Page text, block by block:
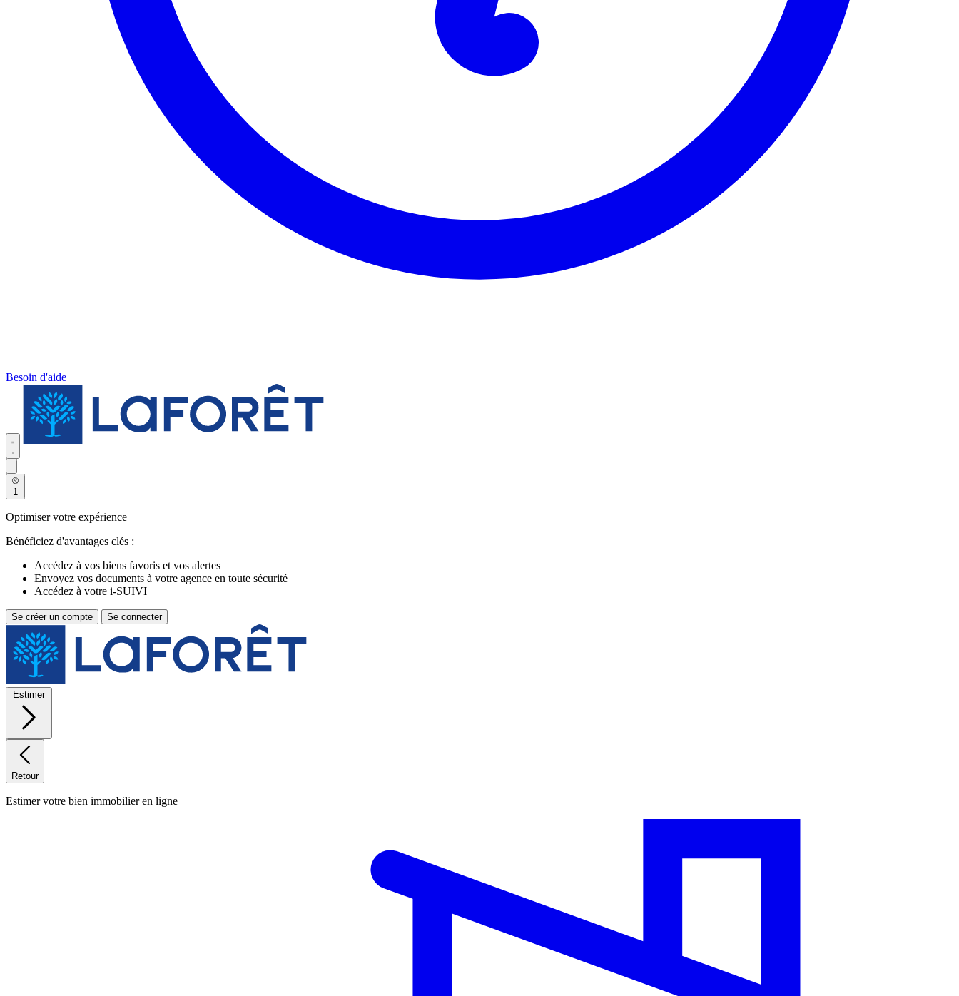
Besoin d'aide
1
Optimiser votre expérience
Bénéficiez d'avantages clés :
Accédez à vos biens favoris et vos alertes
Envoyez vos documents à votre agence en toute sécurité
Accédez à votre i-SUIVI
Se créer un compte Se connecter
Estimer
Retour
Estimer votre bien immobilier en ligne